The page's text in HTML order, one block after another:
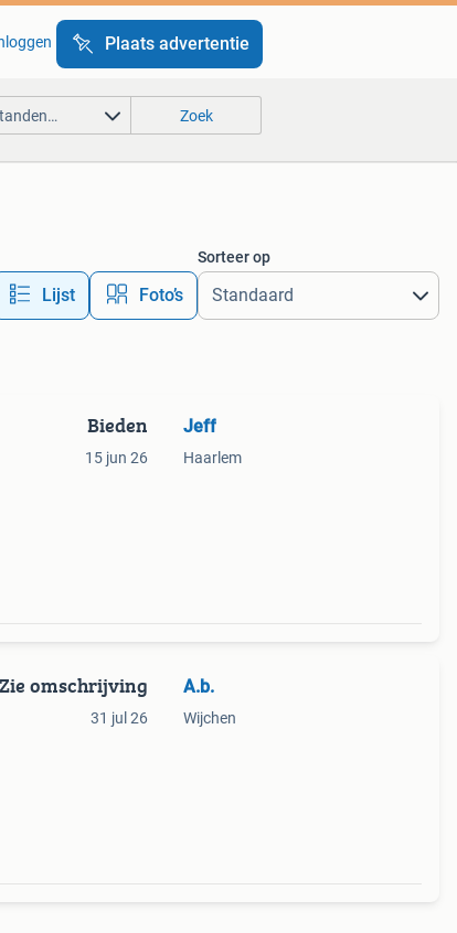
Plaats advertentie
Zoek
Lijst Foto’s
Sorteer op
Bieden
15 jun 26
Jeff
Haarlem
Zie omschrijving
31 jul 26
A.b.
Wijchen